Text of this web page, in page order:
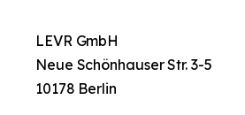
LEVR GmbH
Neue Schönhauser Str. 3-5
10178 Berlin